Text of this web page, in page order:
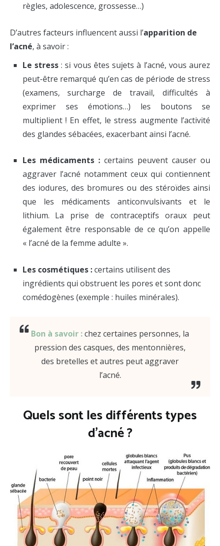
règles, adolescence, grossesse…)
D’autres facteurs influencent aussi l’apparition de
l’acné, à savoir :
Le stress: si vous êtes sujets à l’acné, vous aurez
peut-être remarqué qu’en cas de période de stress
(examens, surcharge de travail, difficultés à
exprimer ses émotions…) les boutons se
multiplient ! En effet, le stress augmente l’activité
des glandes sébacées, exacerbant ainsi l’acné.
Les médicaments :certains peuvent causer ou
aggraver l’acné notamment ceux qui contiennent
des iodures, des bromures ou des stéroïdes ainsi
que les médicaments anticonvulsivants et le
lithium. La prise de contraceptifs oraux peut
également être responsable de ce qu’on appelle
« l’acné de la femme adulte ».
Les cosmétiques :certains utilisent des
ingrédients qui obstruent les pores et sont donc
comédogènes (exemple : huiles minérales).
Bon à savoir :chez certaines personnes, la
pression des casques, des mentonnières,
des bretelles et autres peut aggraver
l’acné.
Quels sont les différents types
d’acné ?